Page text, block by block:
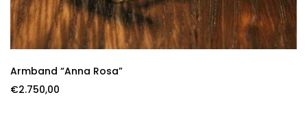
Armband “Anna Rosa”
€2.750,00